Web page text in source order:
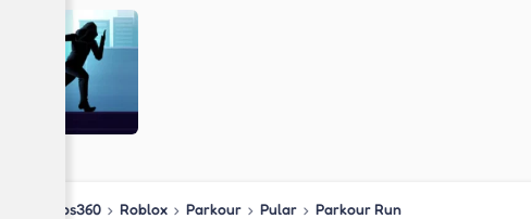
Jogos360 › Roblox › Parkour › Pular › Parkour Run